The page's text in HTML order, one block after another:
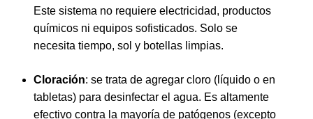
Este sistema no requiere electricidad, productos
químicos ni equipos sofisticados. Solo se
necesita tiempo, sol y botellas limpias.
Cloración: se trata de agregar cloro (líquido o en
tabletas) para desinfectar el agua. Es altamente
efectivo contra la mayoría de patógenos (excepto